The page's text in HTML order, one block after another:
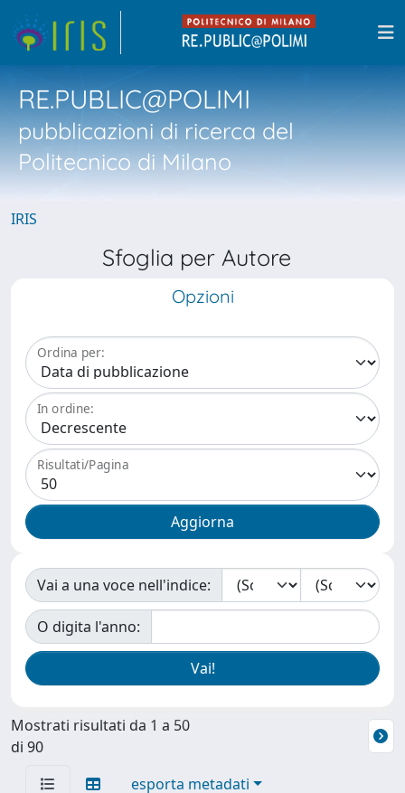
RE.PUBLIC@POLIMI
pubblicazioni di ricerca del
Politecnico di Milano
IRIS
Sfoglia per Autore
Opzioni
Ordina per:
In ordine:
Risultati/Pagina
Vai a una voce nell'indice:
O digita l'anno:
Mostrati risultati da 1 a 50
di 90
esporta metadati